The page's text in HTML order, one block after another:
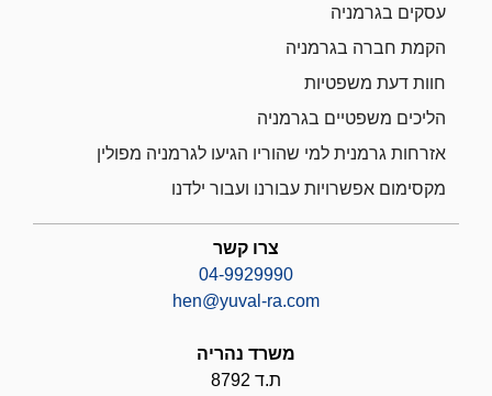
עסקים בגרמניה
הקמת חברה בגרמניה
חוות דעת משפטיות
הליכים משפטיים בגרמניה
אזרחות גרמנית למי שהוריו הגיעו לגרמניה מפולין
מקסימום אפשרויות עבורנו ועבור ילדנו
צרו קשר
04-9929990
hen@yuval-ra.com
משרד נהריה
ת.ד 8792